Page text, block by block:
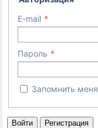
E-mail
Пароль
Запомнить меня
Войти Регистрация